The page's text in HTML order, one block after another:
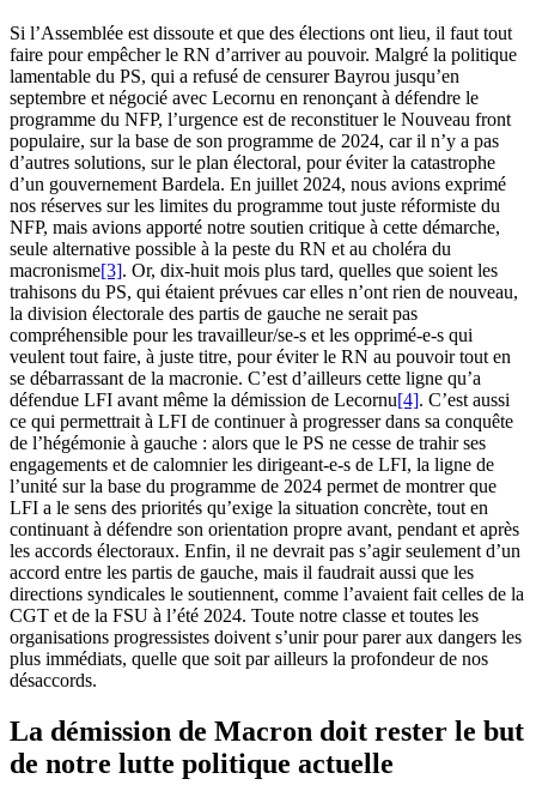
Si l’Assemblée est dissoute et que des élections ont lieu, il faut tout
faire pour empêcher le RN d’arriver au pouvoir. Malgré la politique
lamentable du PS, qui a refusé de censurer Bayrou jusqu’en
septembre et négocié avec Lecornu en renonçant à défendre le
programme du NFP, l’urgence est de reconstituer le Nouveau front
populaire, sur la base de son programme de 2024, car il n’y a pas
d’autres solutions, sur le plan électoral, pour éviter la catastrophe
d’un gouvernement Bardela. En juillet 2024, nous avions exprimé
nos réserves sur les limites du programme tout juste réformiste du
NFP, mais avions apporté notre soutien critique à cette démarche,
seule alternative possible à la peste du RN et au choléra du
macronisme[3]. Or, dix-huit mois plus tard, quelles que soient les
trahisons du PS, qui étaient prévues car elles n’ont rien de nouveau,
la division électorale des partis de gauche ne serait pas
compréhensible pour les travailleur/se-s et les opprimé-e-s qui
veulent tout faire, à juste titre, pour éviter le RN au pouvoir tout en
se débarrassant de la macronie. C’est d’ailleurs cette ligne qu’a
défendue LFI avant même la démission de Lecornu[4]. C’est aussi
ce qui permettrait à LFI de continuer à progresser dans sa conquête
de l’hégémonie à gauche : alors que le PS ne cesse de trahir ses
engagements et de calomnier les dirigeant-e-s de LFI, la ligne de
l’unité sur la base du programme de 2024 permet de montrer que
LFI a le sens des priorités qu’exige la situation concrète, tout en
continuant à défendre son orientation propre avant, pendant et après
les accords électoraux. Enfin, il ne devrait pas s’agir seulement d’un
accord entre les partis de gauche, mais il faudrait aussi que les
directions syndicales le soutiennent, comme l’avaient fait celles de la
CGT et de la FSU à l’été 2024. Toute notre classe et toutes les
organisations progressistes doivent s’unir pour parer aux dangers les
plus immédiats, quelle que soit par ailleurs la profondeur de nos
désaccords.
La démission de Macron doit rester le but
de notre lutte politique actuelle